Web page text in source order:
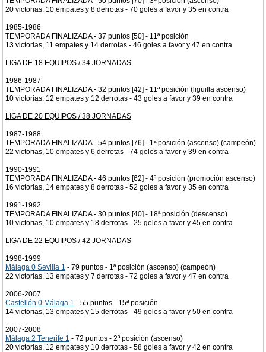
20 victorias, 10 empates y 8 derrotas - 70 goles a favor y 35 en contra
1985-1986
TEMPORADA FINALIZADA - 37 puntos [50] - 11ª posición
13 victorias, 11 empates y 14 derrotas - 46 goles a favor y 47 en contra
LIGA DE 18 EQUIPOS / 34 JORNADAS
1986-1987
TEMPORADA FINALIZADA - 32 puntos [42] - 11ª posición (liguilla ascenso)
10 victorias, 12 empates y 12 derrotas - 43 goles a favor y 39 en contra
LIGA DE 20 EQUIPOS / 38 JORNADAS
1987-1988
TEMPORADA FINALIZADA - 54 puntos [76] - 1ª posición (ascenso) (campeón)
22 victorias, 10 empates y 6 derrotas - 74 goles a favor y 39 en contra
1990-1991
TEMPORADA FINALIZADA - 46 puntos [62] - 4ª posición (promoción ascenso)
16 victorias, 14 empates y 8 derrotas - 52 goles a favor y 35 en contra
1991-1992
TEMPORADA FINALIZADA - 30 puntos [40] - 18ª posición (descenso)
10 victorias, 10 empates y 18 derrotas - 25 goles a favor y 45 en contra
LIGA DE 22 EQUIPOS / 42 JORNADAS
1998-1999
Málaga 0 Sevilla 1 - 79 puntos - 1ª posición (ascenso) (campeón)
22 victorias, 13 empates y 7 derrotas - 72 goles a favor y 47 en contra
2006-2007
Castellón 0 Málaga 1 - 55 puntos - 15ª posición
14 victorias, 13 empates y 15 derrotas - 49 goles a favor y 50 en contra
2007-2008
Málaga 2 Tenerife 1 - 72 puntos - 2ª posición (ascenso)
20 victorias, 12 empates y 10 derrotas - 58 goles a favor y 42 en contra